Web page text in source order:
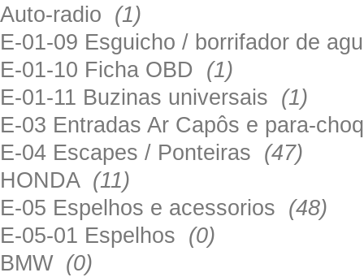
Auto-radio (1)
E-01-09 Esguicho / borrifador de
E-01-10 Ficha OBD (1)
E-01-11 Buzinas universais (1)
E-03 Entradas Ar Capôs e para-
E-04 Escapes / Ponteiras (47)
HONDA (11)
E-05 Espelhos e acessorios (48)
E-05-01 Espelhos (0)
BMW (0)